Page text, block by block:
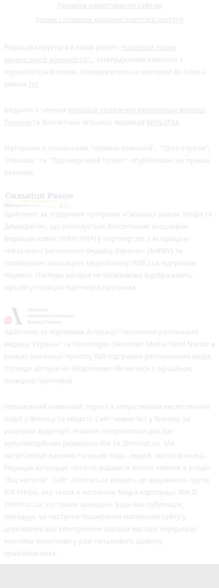
Правила користування сайтом
Умови і правила надання платного доступу
Редакція керується в своїй роботі "Кодексом етики
українського журналіста" , затвердженим Комісією з
журналістської етики. Поскаржитись на матеріал до Комісії
можна тут
Видання є членом Асоціації Незалежні регіональні видавці
України та Всесвітньої асоціації видавців WAN-IFRA
Матеріали з позначками "Новини компаній", "Прес-служба",
"Реклама" та "Партнерський проєкт" опубліковані на правах
реклами.
Здійснено за підтримки програми «Сильніші разом: Медіа та
Демократія», що реалізується Всесвітньою асоціацією
видавців новин (WAN-IFRA) у партнерстві з Асоціацією
«Незалежні регіональні видавці України» (АНРВУ) та
Норвезькою асоціацією медіабізнесу (MBL) за підтримки
Норвегії. Погляди авторів не обов’язково відображають
офіційну позицію партнерів програми.
Здійснено за підтримки Асоціації “Незалежні регіональні
видавці України” та Foreningen Ukrainian Media Fund Nordic в
рамках реалізації проєкту Хаб підтримки регіональних медіа.
Погляди авторів не обов'язково збігаються з офіційною
позицією партнерів
Незалежний новинний портал з оперативним висвітленням
подій у Вінниці та області. Сайт новин №1 у Вінниці за
розміром аудиторії. Новини створюються для Вас
мультимедійною редакцією RIA та 20minut.ua. Ми
висвітлюємо важливі та цікаві події, людей, життя Вінниці.
Редакція запрошує читачів додавати власні новини в розділ
"Від читачів". Сайт 20minut.ua входить до видавничої групи
RIA Media, яка також є частиною Медіа корпорації RIA ©
20minut.ua. Усі права захищені. Будь-яка публiкацiя,
передрук чи наступне поширення матеріалів сайту у
друкованих або електронних засобах масової інформації
можлива винятково у разі письмового дозволу
правовласника.